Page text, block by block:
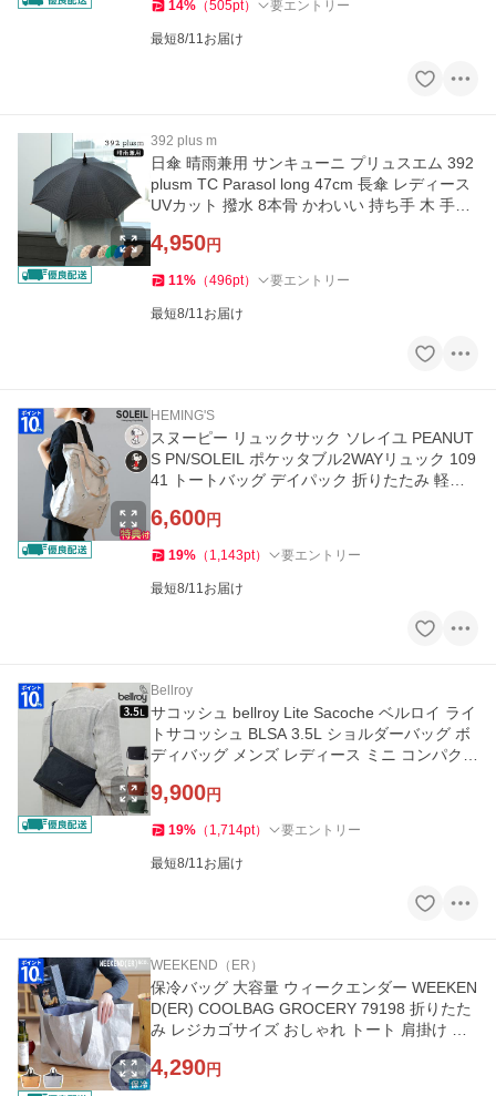
14% （505pt） 要エントリー
最短8/11お届け
392 plus m
日傘 晴雨兼用 サンキューニ プリュスエム 392
plusm TC Parasol long 47cm 長傘 レディース
UVカット 撥水 8本骨 かわいい 持ち手 木 手動
4,950円
11% （496pt） 要エントリー
最短8/11お届け
HEMING'S
スヌーピー リュックサック ソレイユ PEANUT
S PN/SOLEIL ポケッタブル2WAYリュック 109
41 トートバッグ デイパック 折りたたみ 軽量
6,600円
19% （ 1,143pt） 要エントリー
最短8/11お届け
Bellroy
サコッシュ bellroy Lite Sacoche ベルロイ ライ
トサコッシュ BLSA 3.5L ショルダーバッグ ボ
ディバッグ メンズ レディース ミニ コンパクト
9,900円
19% （ 1,714pt） 要エントリー
最短8/11お届け
WEEKEND（ER）
保冷バッグ 大容量 ウィークエンダー WEEKEN
D(ER) COOLBAG GROCERY 79198 折りたた
み レジカゴサイズ おしゃれ トート 肩掛け 巾
4,290円